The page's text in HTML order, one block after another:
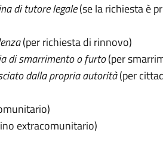
di tutore legale(se la richiesta è
(per richiesta di rinnovo)
di smarrimento o furto(per
dalla propria autorità(per
extracomunitario)